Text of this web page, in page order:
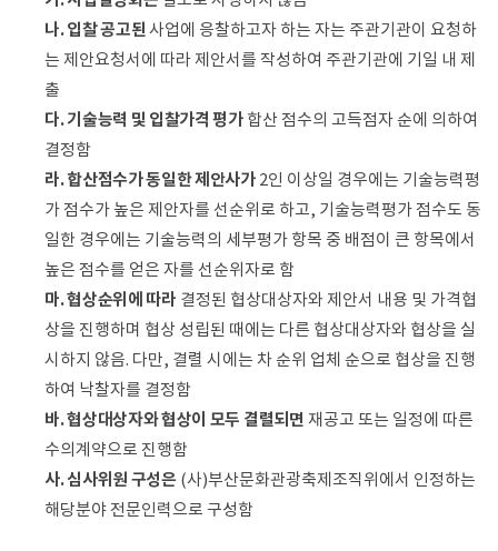
나. 입찰 공고된 사업에 응찰하고자 하는 자는 주관기관이 요청하
는 제안요청서에 따라 제안서를 작성하여 주관기관에 기일 내 제
출
다. 기술능력 및 입찰가격 평가합산 점수의 고득점자 순에 의하여
결정함
라. 합산점수가 동일한 제안사가2인 이상일 경우에는 기술능력평
가 점수가 높은 제안자를 선순위로 하고, 기술능력평가 점수도 동
일한 경우에는 기술능력의 세부평가 항목 중 배점이 큰 항목에서
높은 점수를 얻은 자를 선순위자로 함
마. 협상순위에 따라 결정된 협상대상자와 제안서 내용 및 가격협
상을 진행하며 협상 성립된 때에는 다른 협상대상자와 협상을 실
시하지 않음. 다만, 결렬 시에는 차 순위 업체 순으로 협상을 진행
하여 낙찰자를 결정함
바. 협상대상자와 협상이 모두 결렬되면 재공고 또는 일정에 따른
수의계약으로 진행함
사. 심사위원 구성은(사)부산문화관광축제조직위에서 인정하는
해당분야 전문인력으로 구성함